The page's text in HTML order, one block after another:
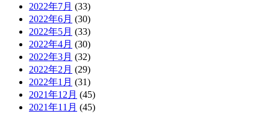
2022年7月 (33)
2022年6月 (30)
2022年5月 (33)
2022年4月 (30)
2022年3月 (32)
2022年2月 (29)
2022年1月 (31)
2021年12月 (45)
2021年11月 (45)